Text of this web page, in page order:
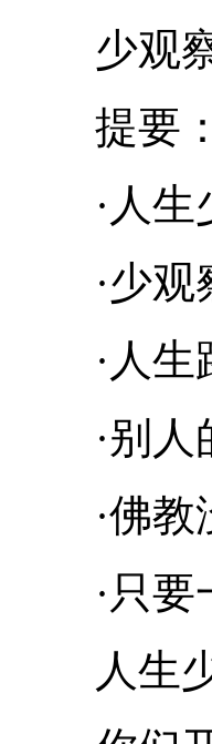
少观察
提要：
·人生
·少观察
·人生
·别人
·佛教没
·只要一
人生少